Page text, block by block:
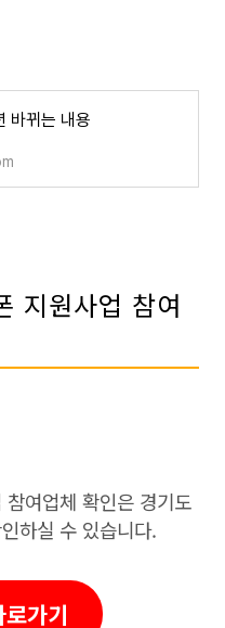
바뀌는 내용
지원사업 참여
여업체 확인은 경기도
하실 수 있습니다.
가기